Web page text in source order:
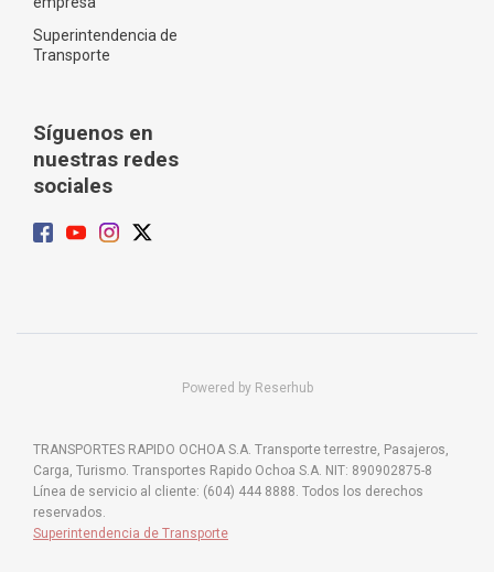
Superintendencia de
Transporte
Síguenos en
nuestras redes
sociales
Powered by Reserhub
TRANSPORTES RAPIDO OCHOA S.A. Transporte terrestre, Pasajeros,
Carga, Turismo. Transportes Rapido Ochoa S.A. NIT: 890902875-8
Línea de servicio al cliente: (604) 444 8888. Todos los derechos
reservados.
Superintendencia de Transporte